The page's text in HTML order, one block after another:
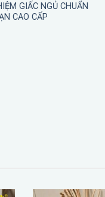
GIẤC NGỦ CHUẨN
CAO CẤP